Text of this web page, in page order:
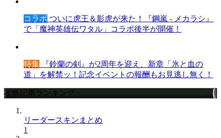
コラボ ついに虎王＆影虎が来た！『鋼嵐 - メカラシ』
で「魔神英雄伝ワタル」コラボ後半が開催！
特集 『鈴蘭の剣』が2周年を迎え、新章「氷と血の
道」を解禁ッ！記念イベントの報酬もお見逃し無く！
攻略記事ランキング
リーダースキンまとめ
1